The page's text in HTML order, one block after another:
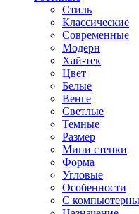
Стиль
Классические
Современные
Модерн
Хай-тек
Цвет
Белые
Венге
Светлые
Темные
Размер
Мини стенки
Форма
Угловые
Особенности
С